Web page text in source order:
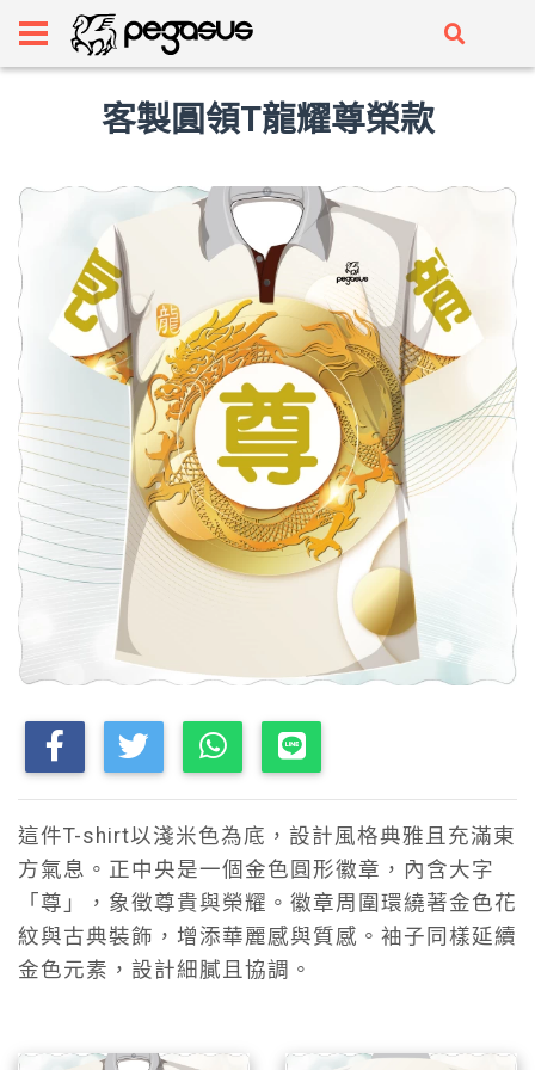
客製圓領T龍耀尊榮款
這件T-shirt以淺米色為底，設計風格典雅且充滿東
方氣息。正中央是一個金色圓形徽章，內含大字
「尊」，象徵尊貴與榮耀。徽章周圍環繞著金色花
紋與古典裝飾，增添華麗感與質感。袖子同樣延續
金色元素，設計細膩且協調。